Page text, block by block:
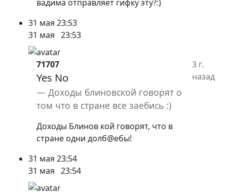
вадима отправляет гифку эту?:)
31 мая 23:53
31 мая 23:53
71707
Yes No
Доходы блиновской говорят о
том что в стране все заебись :)
Доходы Блинов кой говорят, что в
стране одни долб@ебы!
3 г.
назад
31 мая 23:54
31 мая 23:54